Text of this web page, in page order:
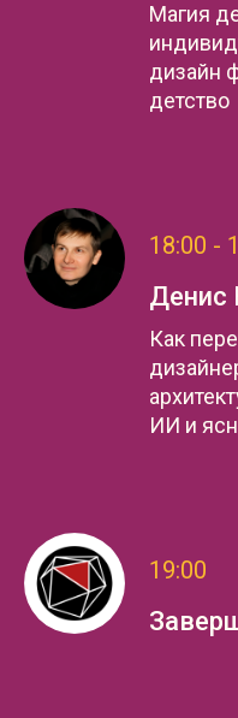
Магия
дизайн
детство
18:00 -
Денис
Как
ИИ и
19:00